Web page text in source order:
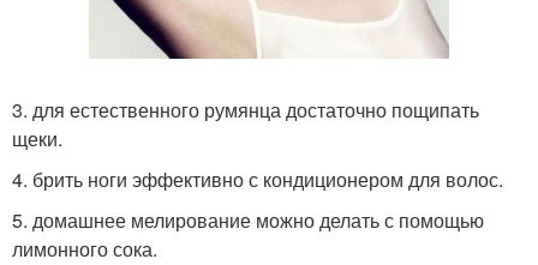
3. для естественного румянца достаточно пощипать
щеки.
4. брить ноги эффективно с кондиционером для волос.
5. домашнее мелирование можно делать с помощью
лимонного сока.